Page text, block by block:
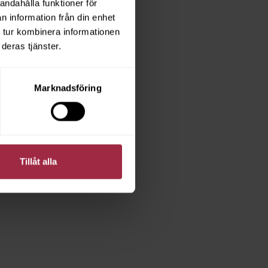
funktioner för
information från din enhet
kombinera informationen
tjänster.
Marknadsföring
Tillåt alla